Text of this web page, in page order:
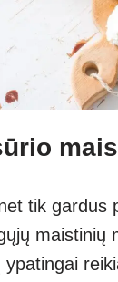
tik gardus
maistinių